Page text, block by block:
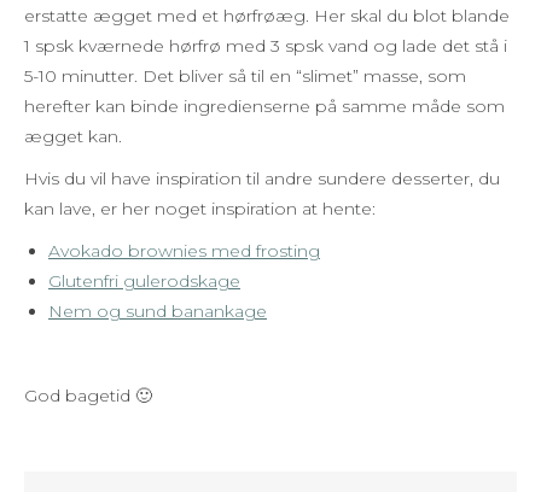
erstatte ægget med et hørfrøæg. Her skal du blot blande
1 spsk kværnede hørfrø med 3 spsk vand og lade det stå i
5-10 minutter. Det bliver så til en “slimet” masse, som
herefter kan binde ingredienserne på samme måde som
ægget kan.
Hvis du vil have inspiration til andre sundere desserter, du
kan lave, er her noget inspiration at hente:
Avokado brownies med frosting
Glutenfri gulerodskage
Nem og sund banankage
God bagetid 🙂